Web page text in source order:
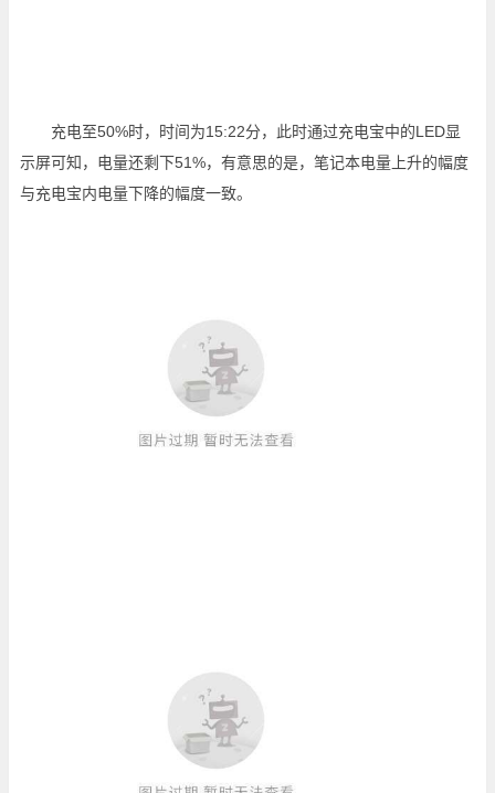
充电至50%时，时间为15:22分，此时通过充电宝中的LED显
示屏可知，电量还剩下51%，有意思的是，笔记本电量上升的幅度
与充电宝内电量下降的幅度一致。